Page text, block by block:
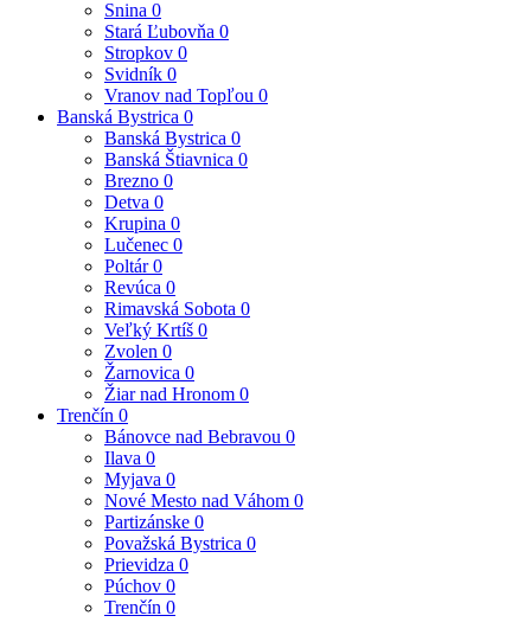
Snina 0
Stará Ľubovňa 0
Stropkov 0
Svidník 0
Vranov nad Topľou 0
Banská Bystrica 0
Banská Bystrica 0
Banská Štiavnica 0
Brezno 0
Detva 0
Krupina 0
Lučenec 0
Poltár0
Revúca 0
Rimavská Sobota 0
Veľký Krtíš 0
Zvolen 0
Žarnovica 0
Žiar nad Hronom 0
Trenčín 0
Bánovce nad Bebravou 0
Ilava 0
Myjava 0
Nové Mesto nad Váhom 0
Partizánske 0
Považská Bystrica 0
Prievidza 0
Púchov 0
Trenčín 0